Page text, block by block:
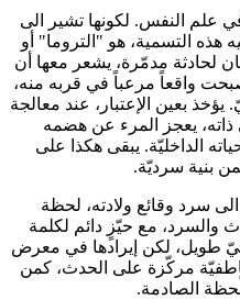
علم النفس. لكونها تشير الى
هذه التسمية، هو "التروما" أو
لحادثة مدمّرة، يشعر معها أن
واقعاً مرعباً في قربه منه،
يؤخذ بعين الإعتبار، عند معالجة
ذاته، يعجز المرء عن هضمه
الداخليّة. يبقى هكذا على
بنية سرديّة.
سرد وقائع ولادته، لحظة
والسرد، مع حيّزٍ دائم لكلمة
طويل، لكن إيرادها في معرض
مركّزة على الحدث، كمن
الصادمة.